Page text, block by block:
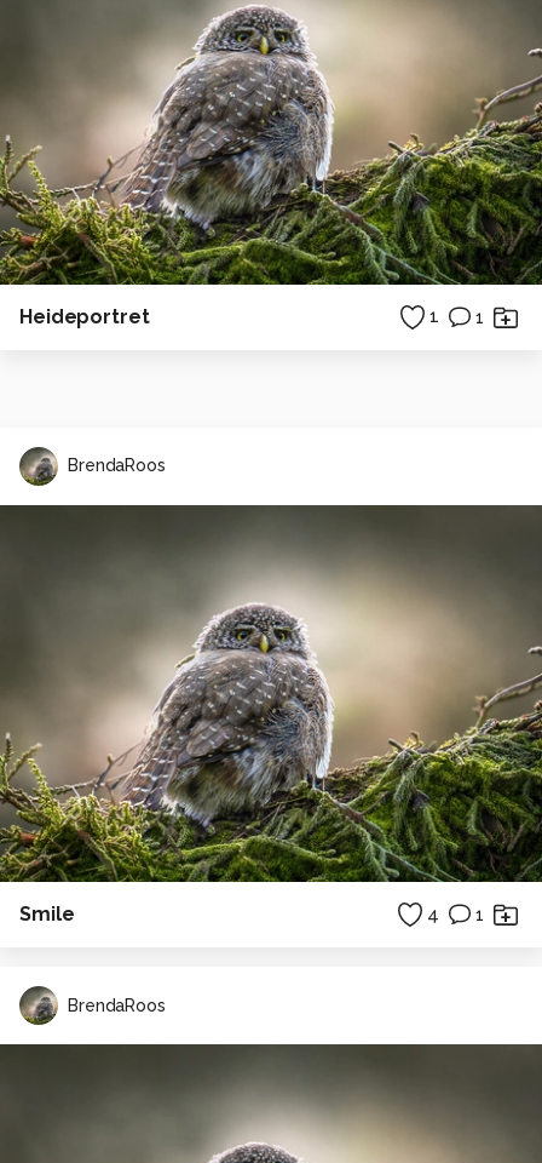
Heideportret 1 1
BrendaRoos
Smile 4 1
BrendaRoos